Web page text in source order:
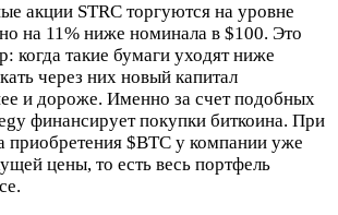
акции STRC торгуются на уровне
на 11% ниже номинала в $100. Это
когда такие бумаги уходят ниже
через них новый капитал
и дороже. Именно за счет подобных
финансирует покупки биткоина. При
приобретения $BTC у компании уже
цены, то есть весь портфель